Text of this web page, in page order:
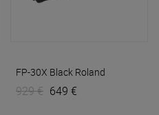
FP-30X Black Roland
929 € 649 €